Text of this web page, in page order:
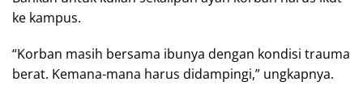
ke kampus.
“Korban masih bersama ibunya dengan kondisi trauma
berat. Kemana-mana harus didampingi,” ungkapnya.